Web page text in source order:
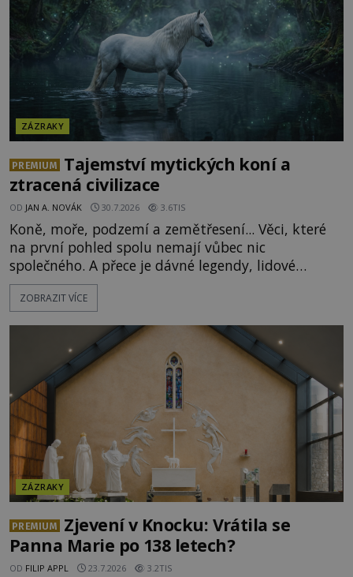
ZÁZRAKY
PREMIUM
Tajemství mytických koní a
ztracená civilizace
OD JAN A. NOVÁK 30.7.2026 3.6TIS
Koně, moře, podzemí a zemětřesení... Věci, které
na první pohled spolu nemají vůbec nic
společného. A přece je dávné legendy, lidové
pohádky i podvědomí psychicky nemocných lidí
podivným způsobem vzájemně propojují. Je
tajemství pocházející ze samých počátků lidské
civilizace? Nebo dokonce z temných vod minulosti
ještě mnohem hlubších? [g
ZOBRAZIT VÍCE
ZÁZRAKY
PREMIUM
Zjevení v Knocku: Vrátila se
Panna Marie po 138 letech?
OD FILIP APPL 23.7.2026 3.2TIS